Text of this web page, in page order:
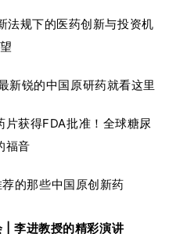
法规下的医药创新与投资机
新锐的中国原研药就看这里
获得FDA批准！全球糖尿
福音
的那些中国原创新药
| 李进教授的精彩演讲